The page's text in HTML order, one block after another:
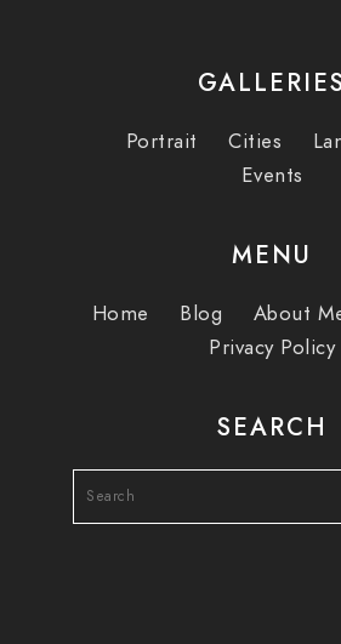
GALLERIES
Portrait Cities
Events
MENU
Home Blog About
Privacy Policy
SEARCH